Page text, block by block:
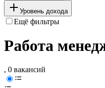
Уровень дохода
Ещё фильтры
Работа
, 0 вакансий